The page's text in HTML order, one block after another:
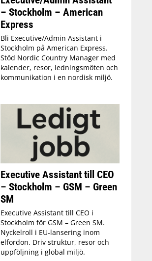
– Stockholm – American
Express
Bli Executive/Admin Assistant i
Stockholm på American Express.
Stöd Nordic Country Manager med
kalender, resor, ledningsmöten och
kommunikation i en nordisk miljö.
Executive Assistant till CEO
– Stockholm – GSM – Green
SM
Executive Assistant till CEO i
Stockholm för GSM – Green SM.
Nyckelroll i EU‑lansering inom
elfordon. Driv struktur, resor och
uppföljning i global miljö.